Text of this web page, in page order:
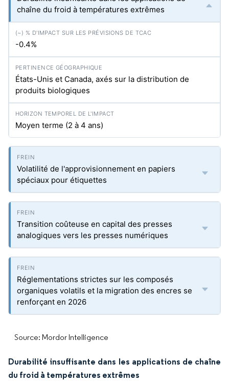
chaîne du froid à températures extrêmes
-0.4%
États-Unis et Canada, axés sur la distribution de
produits biologiques
Moyen terme (2 à 4 ans)
Volatilité de l'approvisionnement en papiers
spéciaux pour étiquettes
Transition coûteuse en capital des presses
analogiques vers les presses numériques
Réglementations strictes sur les composés
organiques volatils et la migration des encres se
renforçant en 2026
Source: Mordor Intelligence
Durabilité insuffisante dans les applications de chaîne
du froid à températures extrêmes